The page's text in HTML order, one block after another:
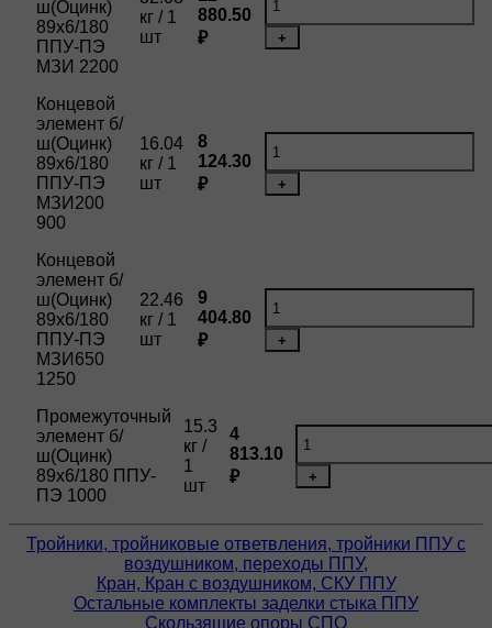
ш(Оцинк)
89х6/180
ППУ-ПЭ
МЗИ 2200
кг / 1
шт
880.50
₽
+
Концевой
элемент б/
ш(Оцинк)
89х6/180
ППУ-ПЭ
МЗИ200
900
16.04
кг / 1
шт
8
124.30
₽
+
Концевой
элемент б/
ш(Оцинк)
89х6/180
ППУ-ПЭ
МЗИ650
1250
22.46
кг / 1
шт
9
404.80
₽
+
Промежуточный
элемент б/
ш(Оцинк)
89х6/180 ППУ-
ПЭ 1000
15.3
кг /
1
шт
4
813.10
₽
+
Тройники, тройниковые ответвления, тройники ППУ с
воздушником, переходы ППУ,
Кран, Кран с воздушником, СКУ ППУ
Остальные комплекты заделки стыка ППУ
Скользящие опоры СПО